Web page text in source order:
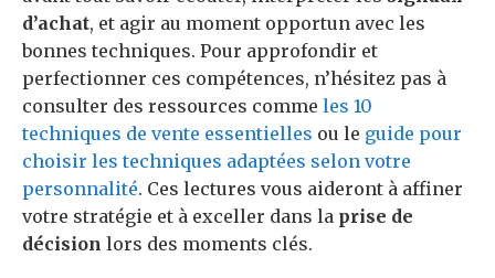
d’achat, et agir au moment opportun avec les
bonnes techniques. Pour approfondir et
perfectionner ces compétences, n’hésitez pas à
consulter des ressources comme les 10
techniques de vente essentielles ou le guide pour
choisir les techniques adaptées selon votre
personnalité. Ces lectures vous aideront à affiner
votre stratégie et à exceller dans la prise de
décision lors des moments clés.